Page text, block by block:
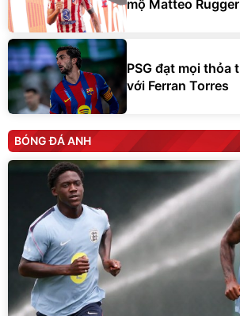
mộ Matteo
PSG đạt mọi thỏa
với Ferran Torres
BÓNG ĐÁ ANH